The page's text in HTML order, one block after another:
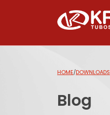
HOME/DOWNLOADS
Blog